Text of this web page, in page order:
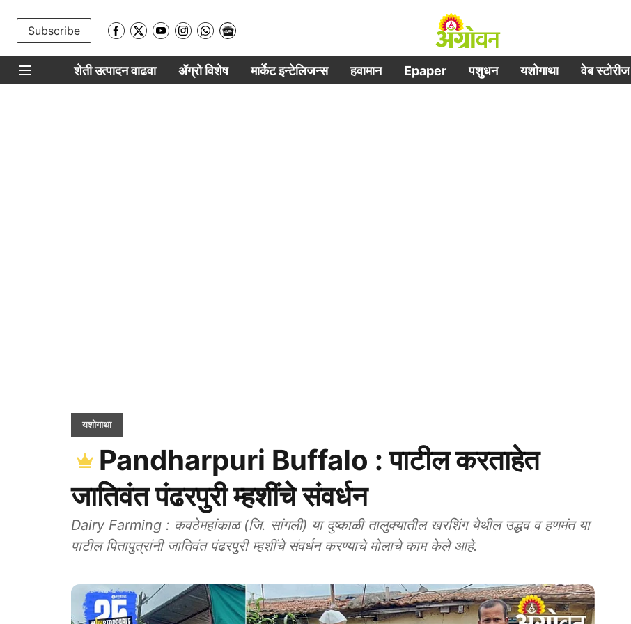
Subscribe
शेती उत्पादन वाढवा ॲग्रो विशेष मार्केट इन्टेलिजन्स हवामान Epaper पशुधन यशोगाथा वेब स्टोरीज
यशोगाथा
Pandharpuri Buffalo : पाटील करताहेत
जातिवंत पंढरपुरी म्हशींचे संवर्धन
Dairy Farming : कवठेमहांकाळ (जि. सांगली) या दुष्काळी तालुक्यातील खरशिंग येथील उद्धव व हणमंत या
पाटील पितापुत्रांनी जातिवंत पंढरपुरी म्हशींचे संवर्धन करण्याचे मोलाचे काम केले आहे.